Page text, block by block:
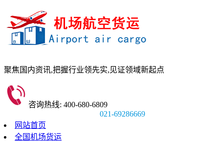
聚焦国内资讯,把握行业领先实,见证领域新起点
咨询热线: 400-680-6809
021-69286669
网站首页
全国机场货运